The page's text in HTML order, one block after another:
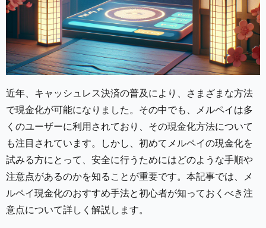
近年、キャッシュレス決済の普及により、さまざまな方法
で現金化が可能になりました。その中でも、メルペイは多
くのユーザーに利用されており、その現金化方法について
も注目されています。しかし、初めてメルペイの現金化を
試みる方にとって、安全に行うためにはどのような手順や
注意点があるのかを知ることが重要です。本記事では、メ
ルペイ現金化のおすすめ手法と初心者が知っておくべき注
意点について詳しく解説します。